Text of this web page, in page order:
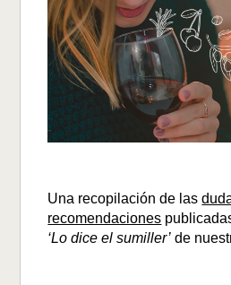
Una recopilación de las
recomendaciones
‘Lo dice el sumiller’ de